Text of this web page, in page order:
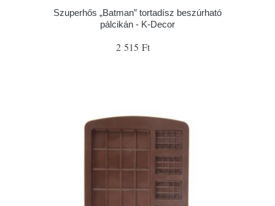
Szuperhős „Batman” tortadísz beszúrható
pálcikán - K-Decor
2 515 Ft